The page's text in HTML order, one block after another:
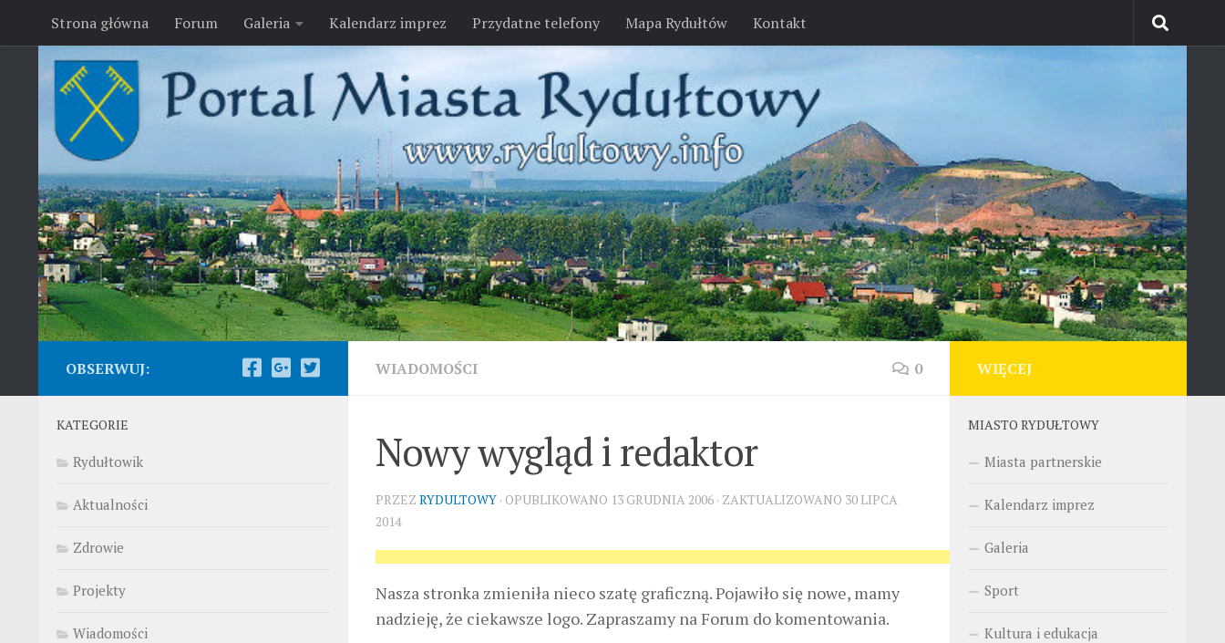
Przejdź do treści
Strona główna Forum Galeria Kalendarz imprez Przydatne telefony Mapa Rydułtów Kontakt
WIADOMOŚCI 0
Nowy wygląd i redaktor
PRZEZ RYDULTOWY · OPUBLIKOWANO 13 GRUDNIA 2006 · ZAKTUALIZOWANO 30 LIPCA
2014
Nasza stronka zmieniła nieco szatę graficzną. Pojawiło się nowe, mamy
nadzieję, że ciekawsze logo. Zapraszamy na Forum do komentowania.
OBSERWUJ:
KATEGORIE
Rydułtowik
Aktualności
Zdrowie
Projekty
Wiadomości
WIĘCEJ
MIASTO RYDUŁTOWY
Miasta partnerskie
Kalendarz imprez
Galeria
Sport
Kultura i edukacja